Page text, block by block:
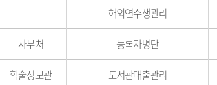
해외연수생관리
사무처 등록자명단
학술정보관 도서관대출관리